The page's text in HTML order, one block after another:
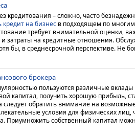
кредитования – сложно, часто
на бизнес в подходящем по
требует внимательной оценки,
затраты на кредитные отношения.
бы, в среднесрочной перспективе. Не
брокера
пользуются различные
капитал, получить хорошую прибыль,
следует обратить внимание на
условия для физических лиц,
Приумножить собственный капитал